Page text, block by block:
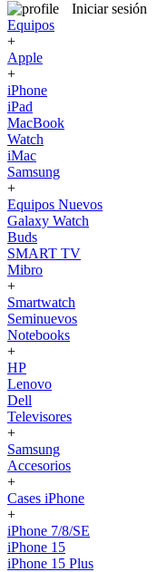
Iniciar sesión
Equipos
+
Apple
+
iPhone
iPad
MacBook
Watch
iMac
Samsung
+
Equipos Nuevos
Galaxy Watch
Buds
SMART TV
Mibro
+
Smartwatch
Seminuevos
Notebooks
+
HP
Lenovo
Dell
Televisores
+
Samsung
Accesorios
+
Cases iPhone
+
iPhone 7/8/SE
iPhone 15
iPhone 15 Plus